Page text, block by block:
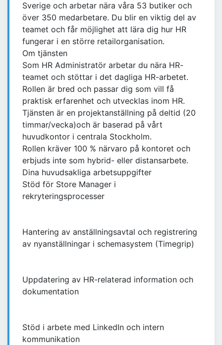
Sverige och arbetar nära våra 53 butiker och
över 350 medarbetare. Du blir en viktig del av
teamet och får möjlighet att lära dig hur HR
fungerar i en större retailorganisation.
Om tjänsten
Som HR Administratör arbetar du nära HR-
teamet och stöttar i det dagliga HR-arbetet.
Rollen är bred och passar dig som vill få
praktisk erfarenhet och utvecklas inom HR.
Tjänsten är en projektanställning på deltid (20
timmar/vecka)och är baserad på vårt
huvudkontor i centrala Stockholm.
Rollen kräver 100 % närvaro på kontoret och
erbjuds inte som hybrid- eller distansarbete.
Dina huvudsakliga arbetsuppgifter
Stöd för Store Manager i
rekryteringsprocesser
Hantering av anställningsavtal och registrering
av nyanställningar i schemasystem (Timegrip)
Uppdatering av HR-relaterad information och
dokumentation
Stöd i arbete med LinkedIn och intern
kommunikation